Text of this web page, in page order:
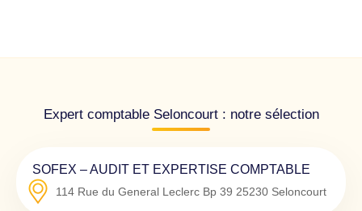
Expert comptable Seloncourt : notre sélection
SOFEX – AUDIT ET EXPERTISE COMPTABLE
114 Rue du General Leclerc Bp 39 25230 Seloncourt